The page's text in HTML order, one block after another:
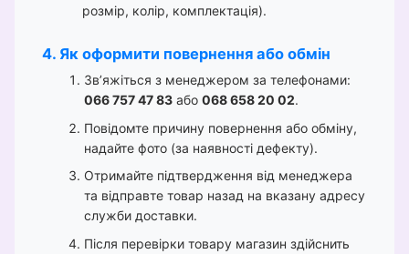
розмір, колір, комплектація).
4. Як оформити повернення або обмін
Зв’яжіться з менеджером за телефонами:
066 757 47 83 або 068 658 20 02.
Повідомте причину повернення або обміну,
надайте фото (за наявності дефекту).
Отримайте підтвердження від менеджера
та відправте товар назад на вказану адресу
служби доставки.
Після перевірки товару магазин здійснить